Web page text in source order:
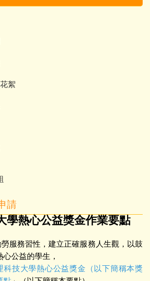
絮
請
學熱心公益獎金作業要點
服務習性，建立正確服務人生觀，以鼓
公益的學生，
科技大學熱心公益獎金（以下簡稱本獎